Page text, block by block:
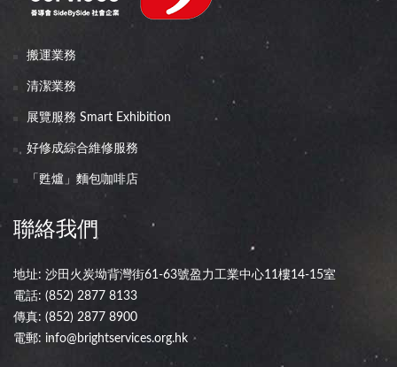
搬運業務
清潔業務
展覽服務 Smart Exhibition
好修成綜合維修服務
「甦爐」麵包咖啡店
聯絡我們
地址: 沙田火炭坳背灣街61-63號盈力工業中心11樓14-15室
電話: (852) 2877 8133
傳真: (852) 2877 8900
電郵: info@brightservices.org.hk